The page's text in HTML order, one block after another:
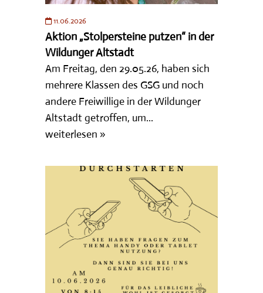
11.06.2026
Aktion „Stolpersteine putzen“ in der
Wildunger Altstadt
Am Freitag, den 29.05.26, haben sich
mehrere Klassen des GSG und noch
andere Freiwillige in der Wildunger
Altstadt getroffen, um...
weiterlesen »